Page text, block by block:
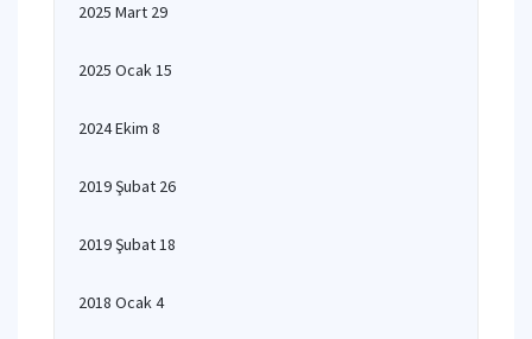
2025 Mart 29
2025 Ocak 15
2024 Ekim 8
2019 Şubat 26
2019 Şubat 18
2018 Ocak 4